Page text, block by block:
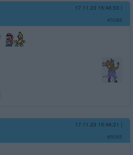
17.11.23 15:46:53 |
#5086
17.11.23 15:46:21 |
#5085